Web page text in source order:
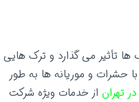
ها تأثیر می گذارد و ترک هایی
حشرات و موریانه ها به طور
تهران از خدمات ویژه شرکت